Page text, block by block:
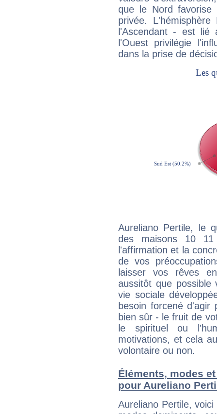
que le Nord favorise
privée.
l'Ascendant - est
l'Ouest privilégie
dans la prise de
Aureliano Pertile, le
des maisons 10
l'affirmation et la
de vos
laisser vos rêves
aussitôt que
vie sociale
besoin forcené
bien sûr - le fruit de
le spirituel ou
motivations, et cela
volontaire ou non.
Éléments, modes
pour Aureliano
Aureliano Pertile,